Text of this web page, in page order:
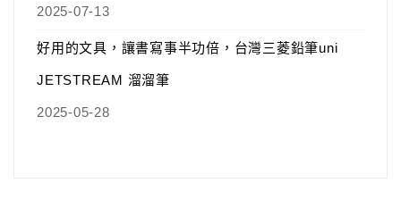
2025-07-13
好用的文具，讓書寫事半功倍，台灣三菱鉛筆uni
JETSTREAM 溜溜筆
2025-05-28